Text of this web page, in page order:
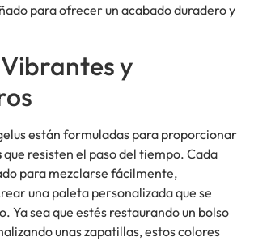
para ofrecer un acabado duradero y
y
están formuladas para proporcionar
que resisten el paso del tiempo. Cada
para mezclarse fácilmente,
una paleta personalizada que se
Ya sea que estés restaurando un bolso
unas zapatillas, estos colores